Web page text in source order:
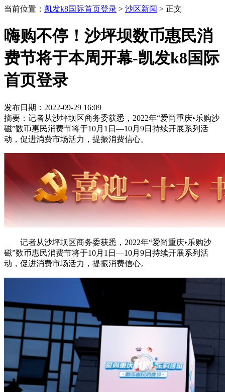
当前位置： 凯发k8国际首页登录 > 沙区新闻 > 正文
嗨购不停！沙坪坝数币惠民消
费节将于本周开幕-凯发k8国际
首页登录
发布日期：2022-09-29 16:09
摘要：记者从沙坪坝区商务委获悉，2022年“爱尚重庆•乐购沙
磁”数币惠民消费节将于10月1日—10月9日持续开展系列活
动，促进消费市场活力，提振消费信心。
记者从沙坪坝区商务委获悉，2022年“爱尚重庆•乐购沙
磁”数币惠民消费节将于10月1日—10月9日持续开展系列活
动，促进消费市场活力，提振消费信心。